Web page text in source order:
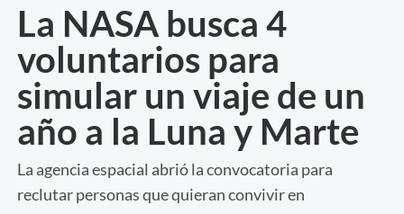
La NASA busca 4
voluntarios para
simular un viaje de un
año a la Luna y Marte
La agencia espacial abrió la convocatoria para
reclutar personas que quieran convivir en